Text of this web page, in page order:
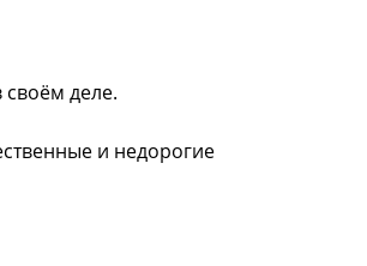
своём деле.
и недорогие